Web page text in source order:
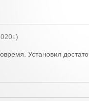
Установил